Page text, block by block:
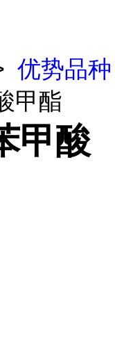
优势品种
甲酯
甲酸